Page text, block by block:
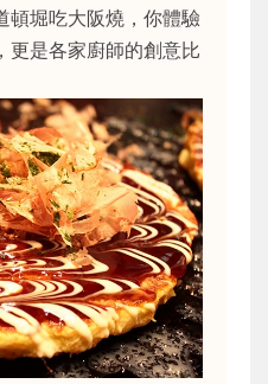
頓堀吃大阪燒，你體驗
更是各家廚師的創意比